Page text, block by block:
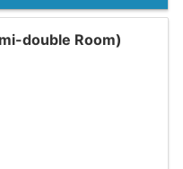
double Room)